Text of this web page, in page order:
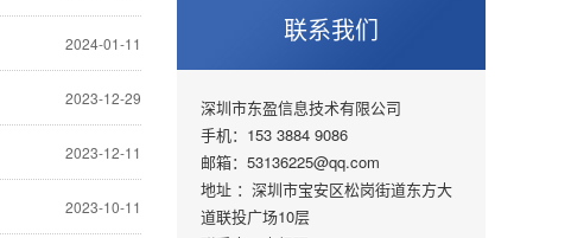
联系我们
深圳市东盈信息技术有限公司
手机：153 3884 9086
邮箱：53136225@qq.com
地址 ：深圳市宝安区松岗街道东方大
道联投广场10层
2024-01-11
2023-12-29
2023-12-11
2023-10-11